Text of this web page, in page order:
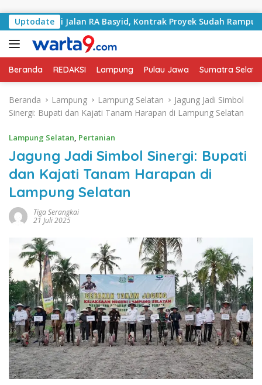
Uptodate
Jalan RA Basyid, Kontrak Proyek Sudah Rampung
Beranda REDAKSI Lampung Pulau Jawa Sumatra
Beranda Lampung Lampung Selatan
Jagung Jadi Simbol
Sinergi: Bupati dan Kajati Tanam Harapan di Lampung Selatan
Lampung Selatan, Pertanian
Jagung Jadi Simbol Sinergi: Bupati
dan Kajati Tanam Harapan di
Lampung Selatan
Tiga Serangkai
21 Juli 2025